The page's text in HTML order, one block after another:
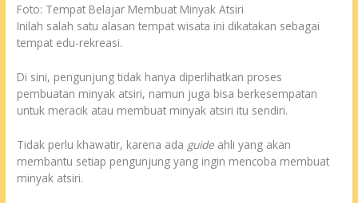
Foto: Tempat Belajar Membuat Minyak Atsiri
Inilah salah satu alasan tempat wisata ini dikatakan sebagai
tempat edu-rekreasi.
Di sini, pengunjung tidak hanya diperlihatkan proses
pembuatan minyak atsiri, namun juga bisa berkesempatan
untuk meracik atau membuat minyak atsiri itu sendiri.
Tidak perlu khawatir, karena ada guide ahli yang akan
membantu setiap pengunjung yang ingin mencoba membuat
minyak atsiri.